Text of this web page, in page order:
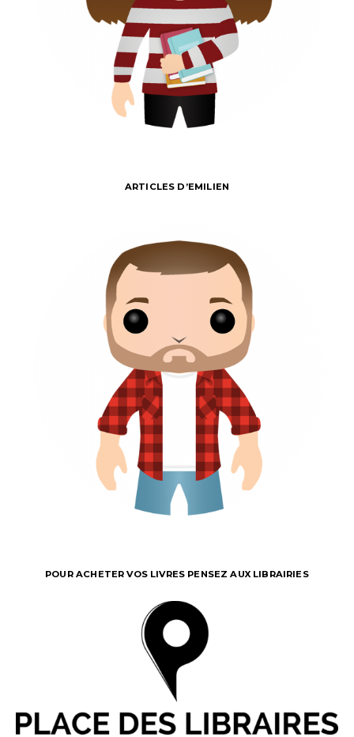
ARTICLES D’EMILIEN
POUR ACHETER VOS LIVRES PENSEZ AUX LIBRAIRIES